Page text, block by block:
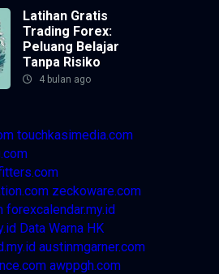
Latihan Gratis
Trading Forex:
Peluang Belajar
Tanpa Risiko
4 bulan ago
touchkasimedia.com
zeckoware.com
forexcalendar.my.id
Data Warna HK
austinmgarner.com
awppgh.com